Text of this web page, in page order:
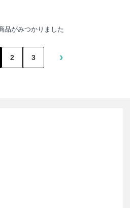
品がみつかりました
2 3 ›